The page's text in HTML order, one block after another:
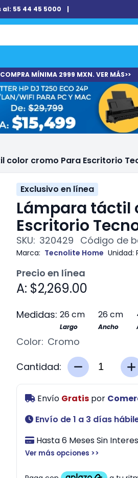
55 44 45 5000 |
MÍNIMA 2999 MXN. VER MÁS>>
color cromo Para Escritorio
Exclusivo en línea
Lámpara táctil
Escritorio
SKU: 320429 Código de
Marca: Tecnolite Home Unidad:
Precio en línea
A: $2,269.00
Medidas: 26 cm 26 cm
Largo Ancho
Color: Cromo
Cantidad:
Envío Gratispor
Envío de 1 a 3 días
Hasta 6 Meses Sin
Ver más opciones >>